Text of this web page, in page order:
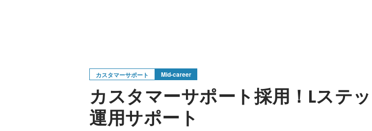
カスタマーサポート Mid-career
カスタマーサポート採用！Lステ
運用サポート